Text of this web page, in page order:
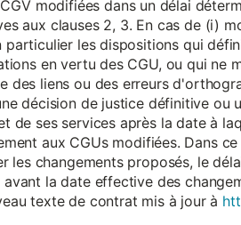
modifiées dans un délai
aux clauses 2, 3. En cas de (i)
les dispositions qui
en vertu des CGU, ou qui ne
des liens ou des erreurs
décision de justice définitive ou
ses services après la date à
aux CGUs modifiées. Dans
les changements proposés, le
la date effective des
texte de contrat mis à jour à